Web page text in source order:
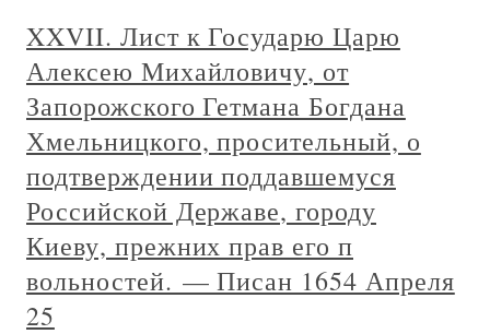
XXVII. Лист к Государю Царю
Алексею Михайловичу, от
Запорожского Гетмана Богдана
Хмельницкого, просительный, о
подтверждении поддавшемуся
Российской Державе, городу
Киеву, прежних прав его п
вольностей. — Писан 1654 Апреля
25